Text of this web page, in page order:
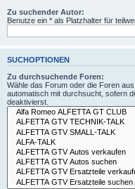
Zu suchender Autor:
Benutze ein * als Platzhalter für
SUCHOPTIONEN
Zu durchsuchende Foren:
Wähle das Forum oder die Foren
automatisch mit durchsucht, sofern
deaktivierst.